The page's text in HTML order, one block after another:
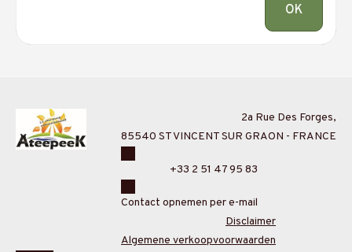
OK
2a Rue Des Forges,
85540 ST VINCENT SUR GRAON - FRANCE
+33 2 51 47 95 83
Contact opnemen per e-mail
Disclaimer
Algemene verkoopvoorwaarden